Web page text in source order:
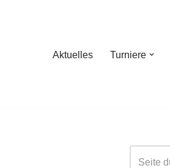
Aktuelles Turniere